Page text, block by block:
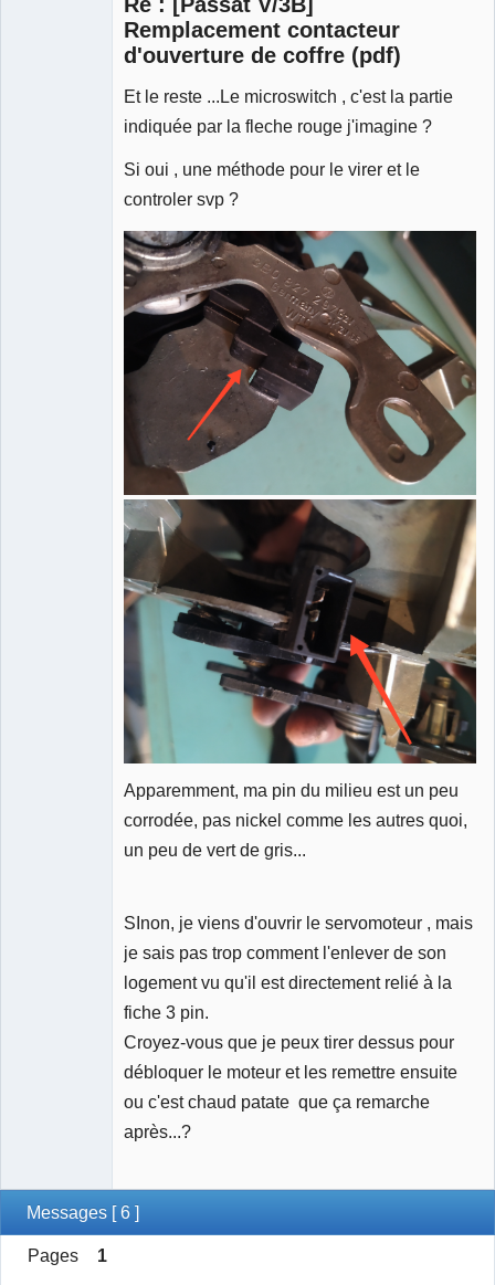
Remplacement contacteur
d'ouverture de coffre (pdf)
Et le reste ...Le microswitch , c'est la partie
indiquée par la fleche rouge j'imagine ?
Si oui , une méthode pour le virer et le
controler svp ?
Apparemment, ma pin du milieu est un peu
corrodée, pas nickel comme les autres quoi,
un peu de vert de gris...
SInon, je viens d'ouvrir le servomoteur , mais
je sais pas trop comment l'enlever de son
logement vu qu'il est directement relié à la
fiche 3 pin.
Croyez-vous que je peux tirer dessus pour
débloquer le moteur et les remettre ensuite
ou c'est chaud patate que ça remarche
après...?
Messages [ 6 ]
Pages 1